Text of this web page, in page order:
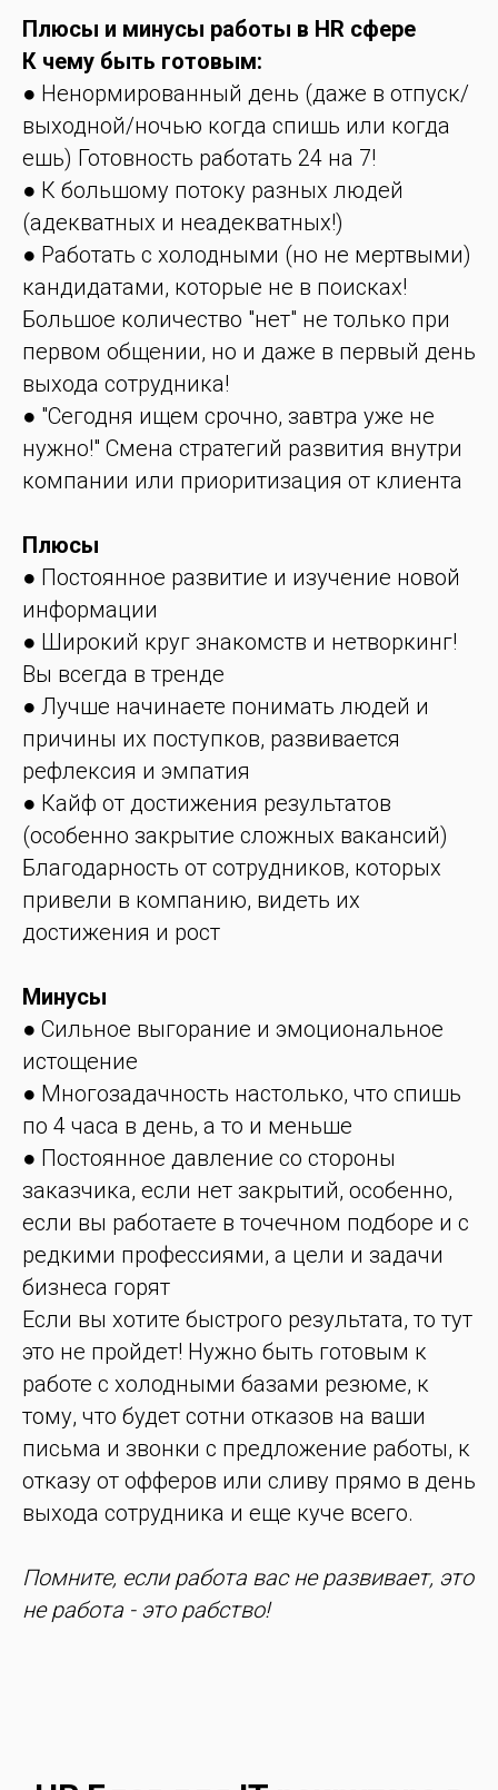
Плюсы и минусы работы в HR сфере
К чему быть готовым:
● Ненормированный день (даже в отпуск/
выходной/ночью когда спишь или когда
ешь) Готовность работать 24 на 7!
● К большому потоку разных людей
(адекватных и неадекватных!)
● Работать с холодными (но не мертвыми)
кандидатами, которые не в поисках!
Большое количество "нет" не только при
первом общении, но и даже в первый день
выхода сотрудника!
● "Сегодня ищем срочно, завтра уже не
нужно!" Смена стратегий развития внутри
компании или приоритизация от клиента
Плюсы
● Постоянное развитие и изучение новой
информации
● Широкий круг знакомств и нетворкинг!
Вы всегда в тренде
● Лучше начинаете понимать людей и
причины их поступков, развивается
рефлексия и эмпатия
● Кайф от достижения результатов
(особенно закрытие сложных вакансий)
Благодарность от сотрудников, которых
привели в компанию, видеть их
достижения и рост
Минусы
● Сильное выгорание и эмоциональное
истощение
● Многозадачность настолько, что спишь
по 4 часа в день, а то и меньше
● Постоянное давление со стороны
заказчика, если нет закрытий, особенно,
если вы работаете в точечном подборе и с
редкими профессиями, а цели и задачи
бизнеса горят
Если вы хотите быстрого результата, то тут
это не пройдет! Нужно быть готовым к
работе с холодными базами резюме, к
тому, что будет сотни отказов на ваши
письма и звонки с предложение работы, к
отказу от офферов или сливу прямо в день
выхода сотрудника и еще куче всего.
Помните, если работа вас не развивает, это
не работа - это рабство!